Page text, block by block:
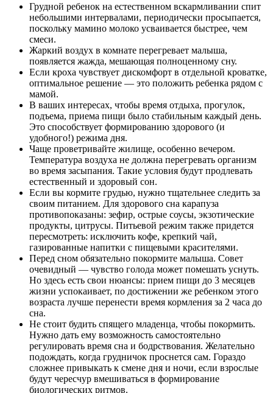
Грудной ребенок на естественном вскармливании спит
небольшими интервалами, периодически просыпается,
поскольку мамино молоко усваивается быстрее, чем
смеси.
Жаркий воздух в комнате перегревает малыша,
появляется жажда, мешающая полноценному сну.
Если кроха чувствует дискомфорт в отдельной кроватке,
оптимальное решение — это положить ребенка рядом с
мамой.
В ваших интересах, чтобы время отдыха, прогулок,
подъема, приема пищи было стабильным каждый день.
Это способствует формированию здорового (и
удобного!) режима дня.
Чаще проветривайте жилище, особенно вечером.
Температура воздуха не должна перегревать организм
во время засыпания. Такие условия будут продлевать
естественный и здоровый сон.
Если вы кормите грудью, нужно тщательнее следить за
своим питанием. Для здорового сна карапуза
противопоказаны: зефир, острые соусы, экзотические
продукты, цитрусы. Питьевой режим также придется
пересмотреть: исключить кофе, крепкий чай,
газированные напитки с пищевыми красителями.
Перед сном обязательно покормите малыша. Совет
очевидный — чувство голода может помешать уснуть.
Но здесь есть свои нюансы: прием пищи до 3 месяцев
жизни успокаивает, по достижении же ребенком этого
возраста лучше перенести время кормления за 2 часа до
сна.
Не стоит будить спящего младенца, чтобы покормить.
Нужно дать ему возможность самостоятельно
регулировать время сна и бодрствования. Желательно
подождать, когда грудничок проснется сам. Гораздо
сложнее привыкать к смене дня и ночи, если взрослые
будут чересчур вмешиваться в формирование
биологических ритмов.